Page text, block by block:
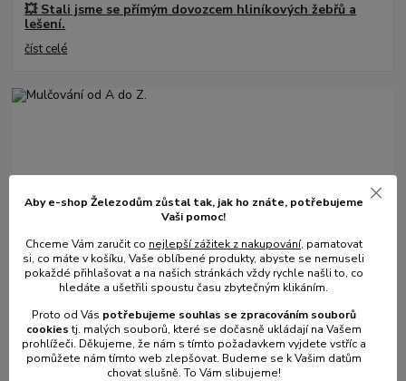
💥 Stali jsme se přímým dovozcem hliníkových žebřů a
lešení.
číst celé
31.05. 2025
Mulčování od A do Z.
číst celé
Aby e-shop Železodům zůstal tak, jak ho znáte, potřebujeme
Vaši pomoc!
Chceme Vám zaručit co nejlepší zážitek z nakupování, pamatovat
si, co máte v košíku, Vaše oblíbené produkty, abyste se nemuseli
pokaždé přihlašovat a na našich stránkách vždy rychle našli to, co
hledáte a ušetřili spoustu času zbytečným klikáním.
Proto od Vás potřebujeme souhlas se zpracováním souborů
cookiestj. malých souborů, které se dočasně ukládají na Vašem
prohlížeči. Děkujeme, že nám s tímto požadavkem vyjdete vstříc a
pomůžete nám tímto web zlepšovat. Budeme se k Vašim datům
chovat slušně. To Vám slibujeme!